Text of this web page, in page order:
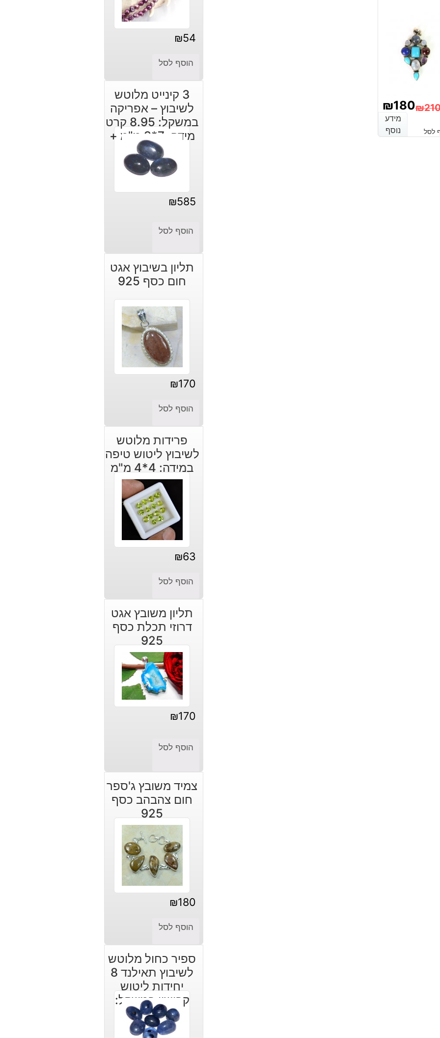
₪
₪180
מידע
נוסף
לסל
מידע
נוסף
₪54
הוסף לסל
3 קינייט מלוטש
לשיבוץ – אפריקה
במשקל: 8.95 קרט
מידה: 7*9 מ"מ +
₪585
הוסף לסל
תליון בשיבוץ אגט
חום כסף 925
₪170
הוסף לסל
פרידות מלוטש
לשיבוץ ליטוש טיפה
במידה: 4*4 מ"מ
₪63
הוסף לסל
תליון משובץ אגט
דרוזי תכלת כסף
925
₪170
הוסף לסל
צמיד משובץ ג'ספר
חום צהבהב כסף
925
₪180
הוסף לסל
ספיר כחול מלוטש
לשיבוץ תאילנד 8
יחידות ליטוש
קבושון במשקל:
16.20 קרט